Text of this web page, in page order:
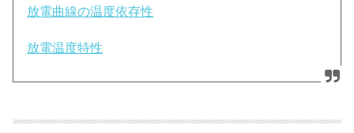
放電曲線の温度依存性
放電温度特性